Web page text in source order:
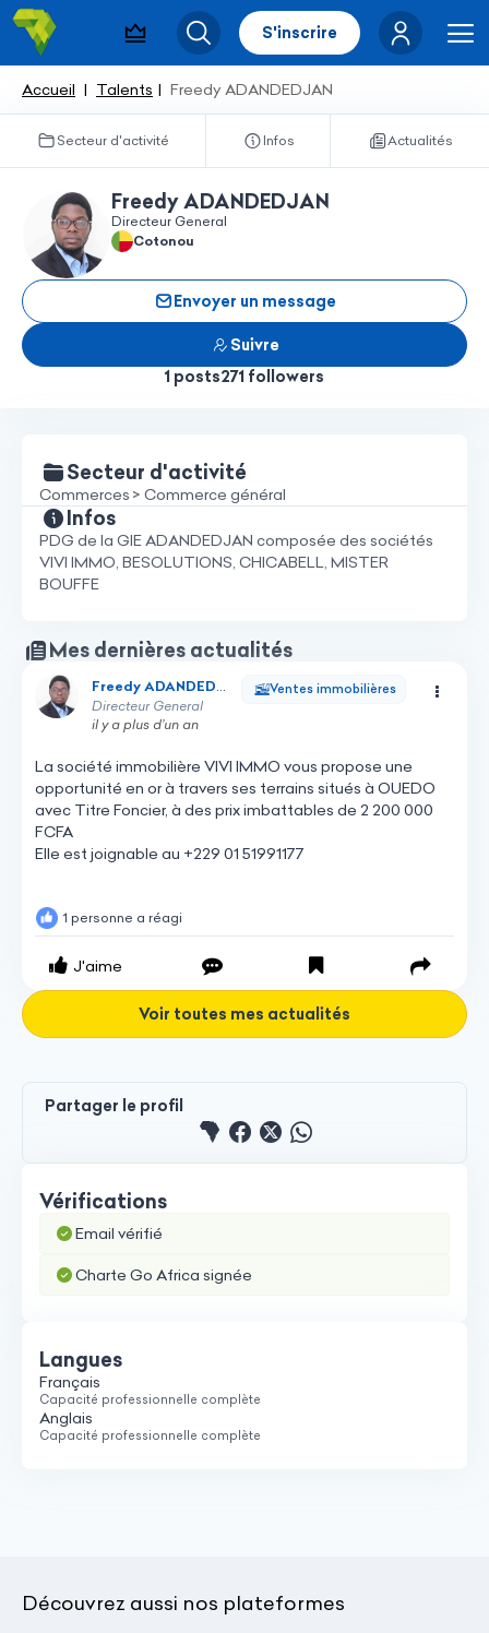
Pack visibilitéRechercherS'inscrire
Accueil Talents Freedy ADANDEDJAN
Secteur d'activité Infos Actualités
Freedy ADANDEDJAN
Directeur General
Cotonou
Envoyer un message
Suivre
1 posts271 followers
Secteur d'activité
Commerces > Commerce général
Infos
PDG de la GIE ADANDEDJAN composée des sociétés
VIVI IMMO, BESOLUTIONS, CHICABELL, MISTER
BOUFFE
Mes dernières actualités
Freedy ADANDEDJAN
Freedy ADANDEDJAN
Directeur General
il y a plus d’un an
Ventes immobilières
La société immobilière VIVI IMMO vous propose une
opportunité en orà travers ses terrains situés à OUEDO
avec Titre Foncier, à des priximbattables de 2 200 000
FCFA
Elle est joignable au +229 01 51991177
1 personne a réagi
J'aime
Voir toutes mes actualités
Partager le profil
Partager le profile sur
Partager le profile sur
Partager le profile
Vérifications
Email vérifié
Charte Go Africa signée
Langues
Français
Capacité professionnelle complète
Anglais
Capacité professionnelle complète
Découvrez aussi nos plateformes